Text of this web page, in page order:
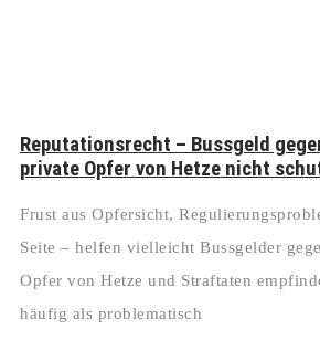
Reputationsrecht – Bussgeld
private Opfer von Hetze nicht
Frust aus Opfersicht,
Seite – helfen vielleicht Bussgelder
Opfer von Hetze und Straftaten
häufig als problematisch